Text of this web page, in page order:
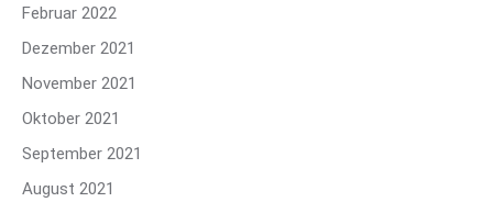
Februar 2022
Dezember 2021
November 2021
Oktober 2021
September 2021
August 2021